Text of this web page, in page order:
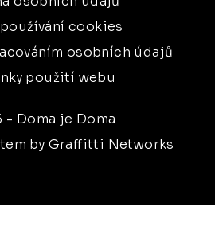
cookies
osobních údajů
použití webu
- Doma je Doma
by Graffitti Networks